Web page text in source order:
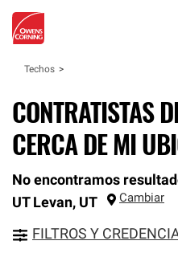
Techos
CONTRATISTAS
CERCA DE MI
No encontramos
UT Levan, UT Cambiar
FILTROS Y